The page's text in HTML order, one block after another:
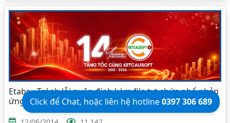
Etabs - Tránh lỗi quên đính kèm file txt chứa phổ phản
ứng
Click để Chat, hoặc liên hệ hotline0397 306 689